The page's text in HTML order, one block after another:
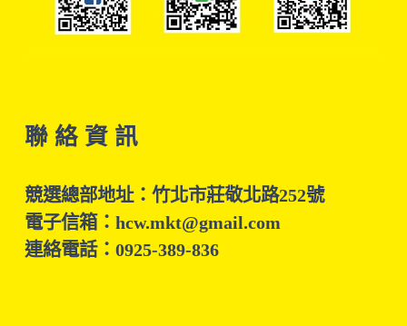
聯 絡 資 訊
競選總部地址：竹北市莊敬北路252號
電子信箱：hcw.mkt@gmail.com
連絡電話：0925-389-836